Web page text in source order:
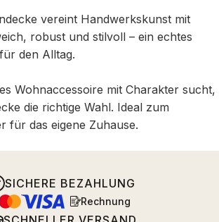
vereint Handwerkskunst mit
robust und stilvoll – ein echtes
den Alltag.
Wohnaccessoire mit Charakter sucht,
die richtige Wahl. Ideal zum
für das eigene Zuhause.
SICHERE BEZAHLUNG
Rechnung